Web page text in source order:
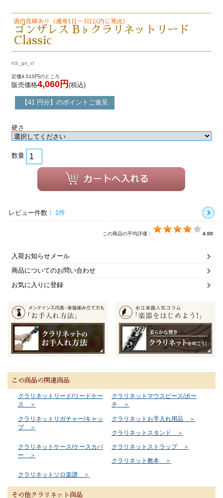
店内在庫あり（通常1日～3日以内に発送）
ゴンザレス B♭クラリネットリード
Classic
rcb_go_cl
定価4,510円のところ
販売価格4,060円 (税込)
【41 円分】のポイントご進呈
硬さ
数量
レビュー件数： 1件
この商品の平均評価： 4.00
入荷お知らせメール
商品についてのお問い合わせ
お気に入りに登録
この商品の関連商品
クラリネットリード/リードケー
ス ＞
クラリネットマウスピース/ポー
チ ＞
クラリネットリガチャー/キャッ
プ ＞
クラリネットお手入れ用品 ＞
クラリネットスタンド ＞
クラリネットケース/ケースカバ
ー ＞
クラリネットストラップ ＞
クラリネット教本 ＞
クラリネットソロ楽譜 ＞
その他クラリネット商品